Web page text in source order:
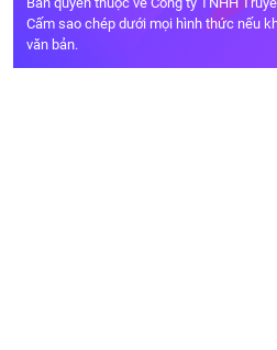
Cấm sao chép dưới mọi hình thức nếu
văn bản.